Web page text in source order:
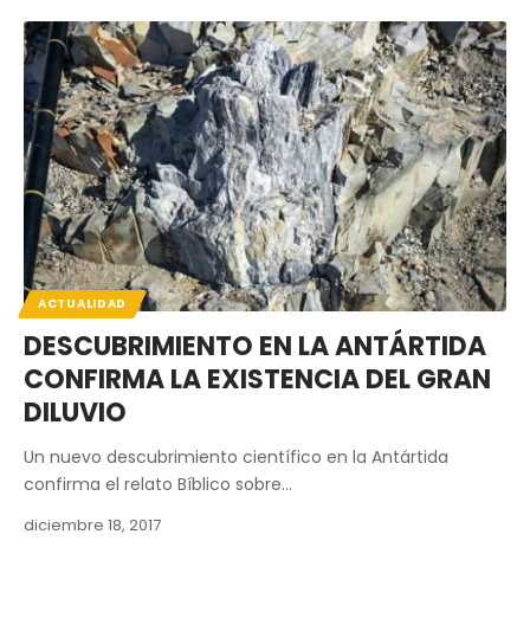
ACTUALIDAD
DESCUBRIMIENTO EN LA ANTÁRTIDA
CONFIRMA LA EXISTENCIA DEL GRAN
DILUVIO
Un nuevo descubrimiento científico en la Antártida
confirma el relato Bíblico sobre…
diciembre 18, 2017